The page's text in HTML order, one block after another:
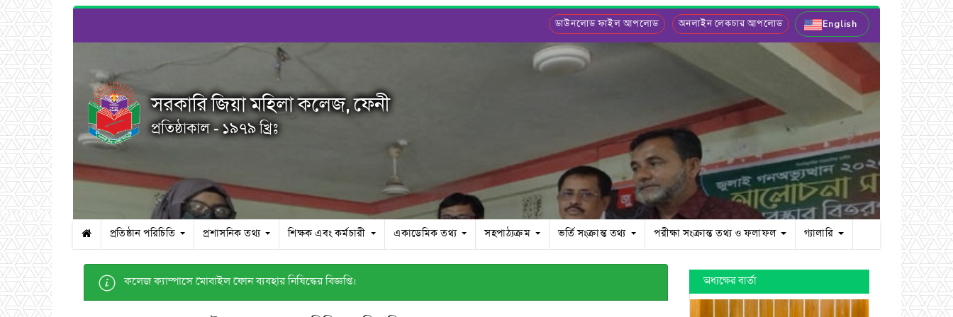
ডাউনলোড ফাইল আপলোড অনলাইন লেকচার আপলোড English
সরকারি জিয়া মহিলা কলেজ, ফেনী
প্রতিষ্ঠাকাল - ১৯৭৯ খ্রিঃ
প্রতিষ্ঠান পরিচিতি প্রশাসনিক তথ্য শিক্ষক এবং কর্মচারী একাডেমিক তথ্য সহপাঠ্যক্রম ভর্তি সংক্রান্ত তথ্য পরীক্ষা সংক্রান্ত তথ্য ও ফলাফল গ্যালারি
কলেজ ক্যাম্পাসে মোবাইল ফোন ব্যবহার নিষিদ্ধের বিজ্ঞপ্তি। অধ্যক্ষের বার্তা